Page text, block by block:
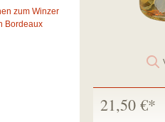
21,50 €*
zum Winzer
Bordeaux